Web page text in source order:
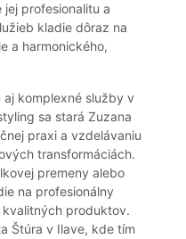
profesionalitu a
kladie dôraz na
a harmonického,
komplexné služby v
sa stará Zuzana
praxi a vzdelávaniu
transformáciách.
premeny alebo
na profesionálny
produktov.
Štúra v Ilave, kde tím